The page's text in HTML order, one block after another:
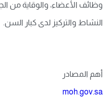
وظائف الأعضاء، والوقاية
النشاط والتركيز لدى كبار السن.
أهم المصادر
moh.gov.sa